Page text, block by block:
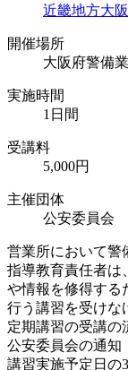
近畿地方大
開催場所
大阪府警備
実施時間
1日間
受講料
5,000円
主催団体
公安委員会
営業所において警
指導教育責任者は
や情報を修得する
行う講習を受けな
定期講習の受講の
公安委員会の通知
講習実施予定日の